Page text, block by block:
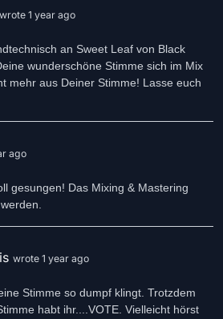
wrote 1 year ago
an Sweet Leaf von Black
wunderschöne Stimme sich im Mix
mehr aus Deiner Stimme! Lasse euch
ago
gesungen! Das Mixing & Mastering
wrote 1 year ago
Stimme so dumpf klingt. Trotzdem
habt ihr....VOTE. Vielleicht hörst